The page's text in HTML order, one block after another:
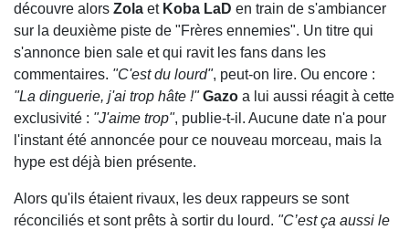
découvre alors Zola et Koba LaD en train de s'ambiancer
sur la deuxième piste de "Frères ennemies". Un titre qui
s'annonce bien sale et qui ravit les fans dans les
commentaires. "C'est du lourd", peut-on lire. Ou encore :
"La dinguerie, j'ai trop hâte !"Gazo a lui aussi réagit à cette
exclusivité : "J'aime trop", publie-t-il. Aucune date n'a pour
l'instant été annoncée pour ce nouveau morceau, mais la
hype est déjà bien présente.
Alors qu'ils étaient rivaux, les deux rappeurs se sont
réconciliés et sont prêts à sortir du lourd. "C’est ça aussi le